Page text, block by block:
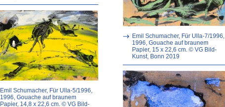
Emil Schumacher, Für Ulla-5/1996,
1996, Gouache auf braunem
Papier, 14,8 x 22,6 cm. © VG Bild-
Emil Schumacher, Für Ulla-7/1996,
1996, Gouache auf braunem
Papier, 15 x 22,6 cm. © VG Bild-
Kunst, Bonn 2019